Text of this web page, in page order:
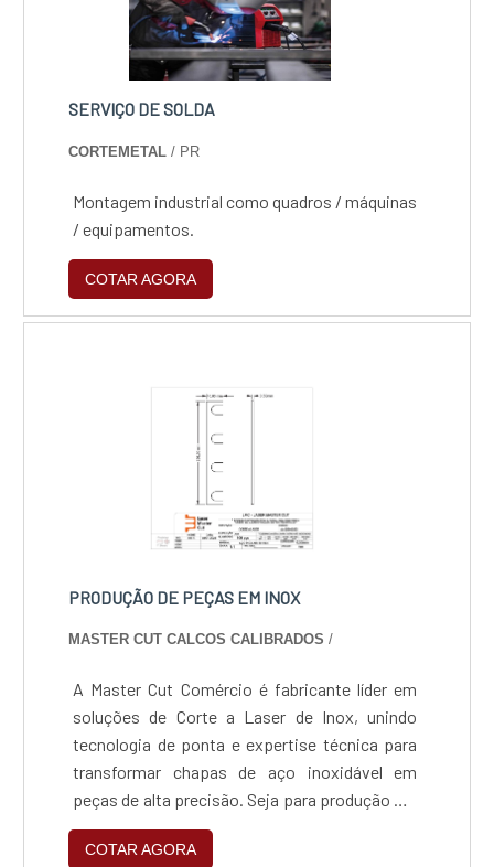
SERVIÇO DE SOLDA
CORTEMETAL / PR
Montagem industrial como quadros / máquinas
/ equipamentos.
COTAR AGORA
PRODUÇÃO DE PEÇAS EM INOX
MASTER CUT CALCOS CALIBRADOS /
A Master Cut Comércio é fabricante líder em
soluções de Corte a Laser de Inox, unindo
tecnologia de ponta e expertise técnica para
transformar chapas de aço inoxidável em
peças de alta precisão. Seja para produção em
série ou projetos personalizados, entregamos
confiabilidade e acabamento premium,
COTAR AGORA